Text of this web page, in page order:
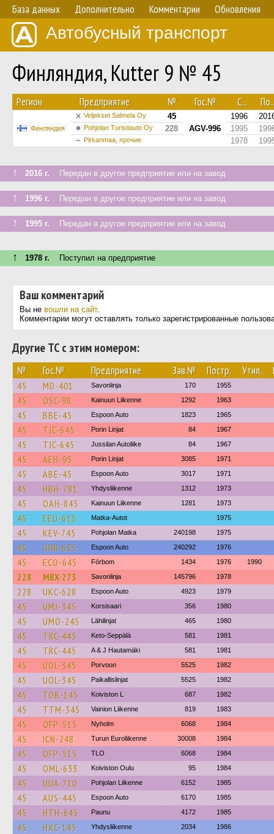
База данных Дополнительно Комментарии Обновления
Автобусный транспорт
Финляндия, Kutter 9 № 45
Регион Предприятие № Гос.№ С...
Финляндия
Veljekset Salmela Oy
45
AGV-996
1996
Pohjolan Turistiauto Oy 228 1995
Pirkanmaa, прочие 1978
↑ 2016 г. Передан в другое предприятие или на завод
↑ 1996 г. Передан в другое предприятие или на завод
↑ 1995 г. Передан в другое предприятие или на завод
↑ 1978 г. Поступил на предприятие
Ваш комментарий
Вы не вошли на сайт.
Комментарии могут оставлять только зарегистрированные
Другие ТС с этим номером:
№ Гос.№ Предприятие Зав.№ Постр. Утил.
45 MD-401 Savonlinja 170 1955
45 OSC-98 Kainuun Liikenne 1292 1963
45 BBE-45 Espoon Auto 1823 1965
45 TJC-645 Porin Linjat 84 1967
45 TJC-645 Jussilan Autoliike 84 1967
45 AEH-95 Porin Linjat 3085 1971
45 ABE-45 Espoon Auto 3017 1971
45 HBH-781 Yhdysliikenne 1312 1973
45 OAH-845 Kainuun Liikenne 1281 1973
45 EEU-615 Matka-Autot 1975
45 KEV-745 Pohjolan Matka 240198 1975
45 UHR-635 Espoon Auto 240292 1976
45 ECO-645 Förbom 1434 1976 1990
228 MBX-273 Savonlinja 145796 1978
228 UKC-628 Espoon Auto 4923 1979
45 UMJ-345 Korsisaari 356 1980
45 UMO-245 Lähilinjat 465 1980
45 TRC-445 Keto-Seppälä 581 1981
45 TRC-445 A & J Hautamäki 581 1981
45 UOL-345 Porvoon 5525 1982
45 UOL-345 Paikallislinjat 5525 1982
45 TOB-145 Koiviston L 687 1982
45 TTM-345 Vainion Liikenne 819 1983
45 OFP-515 Nyholm 6068 1984
45 ICN-248 Turun Euroliikenne 30008 1984
45 OFP-515 TLO 6068 1984
45 OML-633 Koiviston Oulu 95 1984
45 UUA-710 Pohjolan Liikenne 6152 1985
45 AUS-445 Espoon Auto 6170 1985
45 HTH-645 Paunu 4172 1985
45 HXC-145 Yhdysliikenne 2034 1986